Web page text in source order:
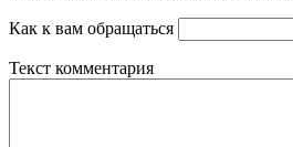
Как к вам обращаться
Текст комментария